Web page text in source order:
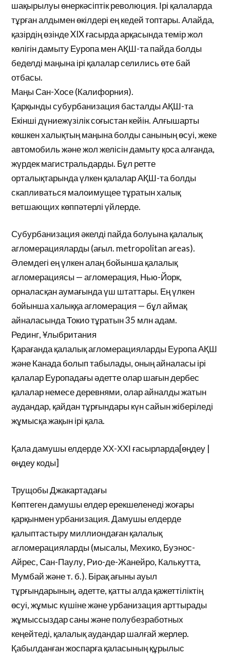
шақырылуы өнеркәсіптік революция. Ірі қалаларда
тұрған алдымен өкілдері ең кедей топтары. Алайда,
қазірдің өзінде XIX ғасырда арқасында темір жол
көлігін дамыту Еуропа мен АҚШ-та пайда болды
беделді маңына ірі қалалар селились өте бай
отбасы.
Маңы Сан-Хосе (Калифорния).
Қарқынды субурбанизация басталды АҚШ-та
Екінші дүниежүзілік соғыстан кейін. Алғышарты
көшкен халықтың маңына болды санының өсуі, жеке
автомобиль және жол желісін дамыту қоса алғанда,
жүрдек магистральдарды. Бұл ретте
орталықтарында үлкен қалалар АҚШ-та болды
скапливаться малоимущее тұратын халық
ветшающих көппәтерлі үйлерде.
Субурбанизация әкелді пайда болуына қалалық
агломерацияларды (ағыл. metropolitan areas).
Әлемдегі ең үлкен алаң бойынша қалалық
агломерациясы — агломерация, Нью-Йорк,
орналасқан аумағында үш штаттары. Ең үлкен
бойынша халыққа агломерация — бұл аймақ
айналасында Токио тұратын 35 млн адам.
Рединг, Ұлыбритания
Қарағанда қалалық агломерацияларды Еуропа АҚШ
және Канада болып табылады, оның айналасы ірі
қалалар Еуропадағы әдетте олар шағын дербес
қалалар немесе деревнями, олар айналды жатын
аудандар, қайдан тұрғындары күн сайын жіберіледі
жұмысқа жақын ірі қала.
Қала дамушы елдерде ХХ-ХХІ ғасырларда[өңдеу |
өңдеу коды]
Трущобы Джакартадағы
Көптеген дамушы елдер ерекшеленеді жоғары
қарқынмен урбанизация. Дамушы елдерде
қалыптастыру миллиондаған қалалық
агломерацияларды (мысалы, Мехико, Буэнос-
Айрес, Сан-Паулу, Рио-де-Жанейро, Калькутта,
Мумбай және т. б.). Бірақ ағыны ауыл
тұрғындарының, әдетте, қатты алда қажеттіліктің
өсуі, жұмыс күшіне және урбанизация арттырады
жұмыссыздар саны және полубезработных
кеңейтеді, қалалық аудандар шалғай жерлер.
Қабылданған жоспарға қаласының құрылыс